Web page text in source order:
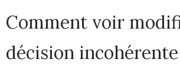
Comment voir
décision